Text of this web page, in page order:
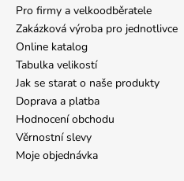
Pro firmy a velkoodběratele
Zakázková výroba pro jednotlivce
Online katalog
Tabulka velikostí
Jak se starat o naše produkty
Doprava a platba
Hodnocení obchodu
Věrnostní slevy
Moje objednávka